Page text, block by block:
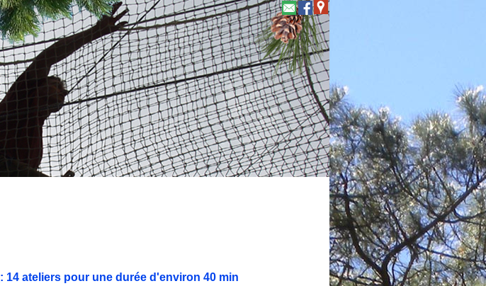
: 14 ateliers pour une durée d'environ 40 min